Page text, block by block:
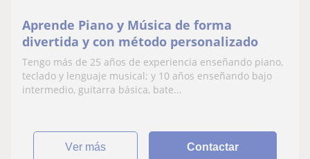
Aprende Piano y Música de forma
divertida y con método personalizado
Tengo más de 25 años de experiencia enseñando piano,
teclado y lenguaje musical; y 10 años enseñando bajo
intermedio, guitarra básica, bate...
ver más Contactar